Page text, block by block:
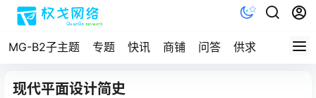
MG-B2子主题 专题 快讯 商铺 问答 供求
现代平面设计简史